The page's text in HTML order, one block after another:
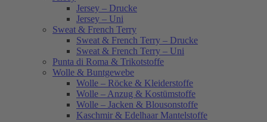
Jersey – Drucke
Jersey – Uni
Sweat & French Terry
Sweat & French Terry – Drucke
Sweat & French Terry – Uni
Punta di Roma & Trikotstoffe
Wolle & Buntgewebe
Wolle – Röcke & Kleiderstoffe
Wolle – Anzug & Kostümstoffe
Wolle – Jacken & Blousonstoffe
Kaschmir & Edelhaar Mantelstoffe